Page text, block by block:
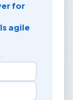
for
agile